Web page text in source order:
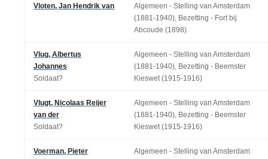
Vloten, Jan Hendrik van
Algemeen - Stelling van Amsterdam
(1881-1940), Bezetting - Fort bij
Abcoude (1898)
Vlug, Albertus
Johannes
Soldaat?
Algemeen - Stelling van Amsterdam
(1881-1940), Bezetting - Beemster
Kieswet (1915-1916)
Vlugt, Nicolaas Reijer
van der
Soldaat?
Algemeen - Stelling van Amsterdam
(1881-1940), Bezetting - Beemster
Kieswet (1915-1916)
Voerman, Pieter
Algemeen - Stelling van Amsterdam